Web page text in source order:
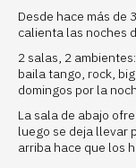
Desde hace más de
calienta las noches
2 salas, 2
baila tango, rock,
domingos por la
La sala de abajo
luego se deja llevar
arriba hace que los